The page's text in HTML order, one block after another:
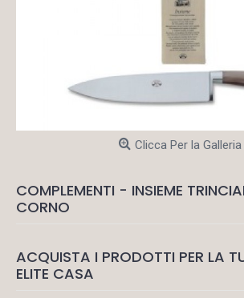
Clicca Per la Galleria
COMPLEMENTI - INSIEME
CORNO
ACQUISTA I PRODOTTI PER LA
ELITE CASA